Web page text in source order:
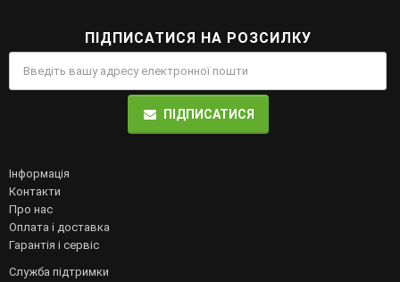
ПІДПИСАТИСЯ НА РОЗСИЛКУ
ПІДПИСАТИСЯ
Інформація
Контакти
Про нас
Оплата і доставка
Гарантія і сервіс
Служба підтримки